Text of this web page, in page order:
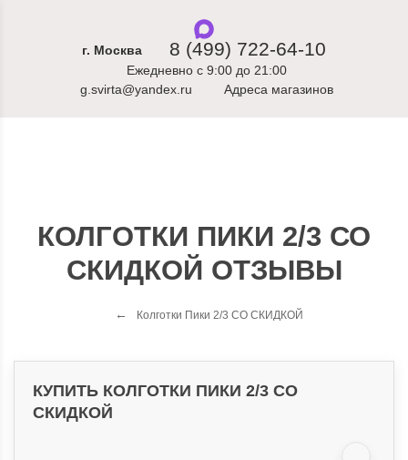
г. Москва 8 (499) 722-64-10
Ежедневно с 9:00 до 21:00
g.svirta@yandex.ru
Адреса магазинов
КОЛГОТКИ ПИКИ 2/3 СО
СКИДКОЙ ОТЗЫВЫ
Колготки Пики 2/3 СО СКИДКОЙ
КУПИТЬ КОЛГОТКИ ПИКИ 2/3 СО
СКИДКОЙ